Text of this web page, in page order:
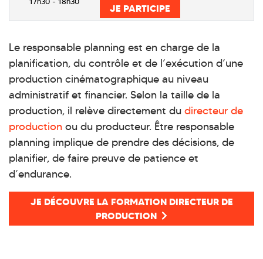
JE PARTICIPE
Le responsable planning est en charge de la
planification, du contrôle et de l’exécution d’une
production cinématographique au niveau
administratif et financier. Selon la taille de la
production, il relève directement du directeur de
production ou du producteur. Être responsable
planning implique de prendre des décisions, de
planifier, de faire preuve de patience et
d’endurance.
JE DÉCOUVRE LA FORMATION DIRECTEUR DE
PRODUCTION